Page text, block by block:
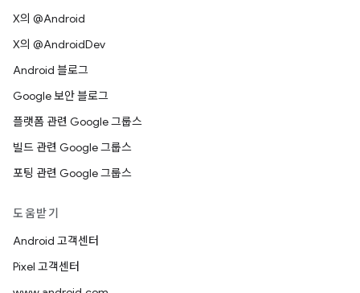
X의 @Android
X의 @AndroidDev
Android 블로그
Google 보안 블로그
플랫폼 관련 Google 그룹스
빌드 관련 Google 그룹스
포팅 관련 Google 그룹스
도움받기
Android 고객센터
Pixel 고객센터